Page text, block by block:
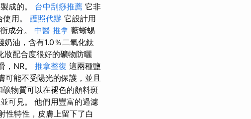
成的。 台中刮痧推薦 它非
用。 護照代辦 它設計用
成分。 中醫 推拿 藍蜥蜴
油，含有1.0％二氧化鈦
妝配合度很好的礦物防曬
，NR。 推拿整復 這兩種鹽
可能不受陽光的保護，並且
物質可以在褪色的顏料斑
可見。 他們用豐富的過濾
性特性，皮膚上留下了白